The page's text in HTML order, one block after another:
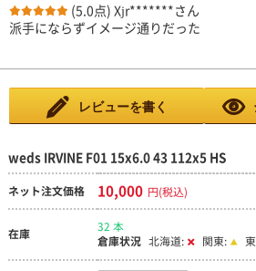
(5.0点) Xjr*******さん
派手にならずイメージ通りだった
レビューを書く
weds IRVINE F01 15x6.0 43 112x5 HS
ネット注文価格 10,000 円(税込)
在庫
32 本
倉庫状況 北海道: 関東: